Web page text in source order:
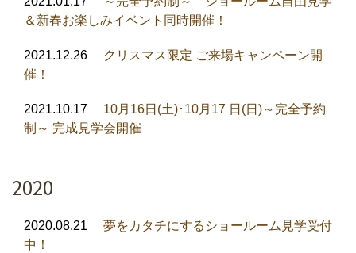
＆新春お楽しみイベント同時開催！
2021.12.26
クリスマス限定 ご来場キャンペーン開
催！
2021.10.17
10月16日(土)･10月17 日(日)～完全予約
制～ 完成見学会開催
2020
2020.08.21
夢をカタチにするショールーム見学受付
中！